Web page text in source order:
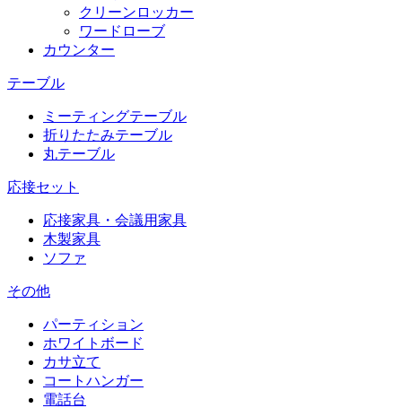
クリーンロッカー
ワードローブ
カウンター
テーブル
ミーティングテーブル
折りたたみテーブル
丸テーブル
応接セット
応接家具・会議用家具
木製家具
ソファ
その他
パーティション
ホワイトボード
カサ立て
コートハンガー
電話台